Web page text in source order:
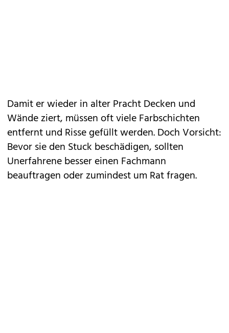
Damit er wieder in alter Pracht Decken und
Wände ziert, müssen oft viele Farbschichten
entfernt und Risse gefüllt werden. Doch Vorsicht:
Bevor sie den Stuck beschädigen, sollten
Unerfahrene besser einen Fachmann
beauftragen oder zumindest um Rat fragen.